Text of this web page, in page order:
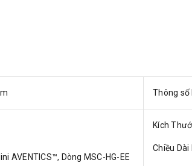
Thông số
AVENTICS™, Dòng MSC-HG-EE
Kích
Chiều